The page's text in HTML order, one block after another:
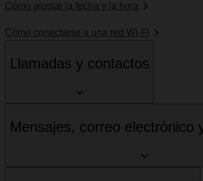
Cómo ajustar la fecha y la hora
Cómo conectarse a una red Wi-Fi
Llamadas y contactos
Mensajes, correo electrónico